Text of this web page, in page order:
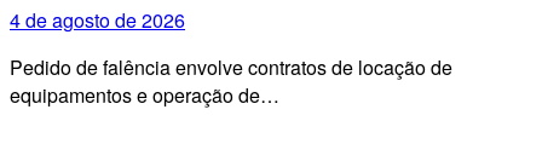
4 de agosto de 2026
Pedido de falência envolve contratos de locação de
equipamentos e operação de…